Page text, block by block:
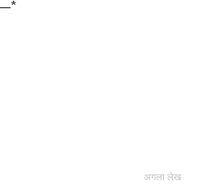
—*
अगला लेख